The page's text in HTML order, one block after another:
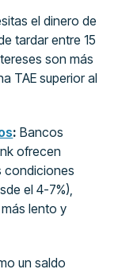
el dinero de
tardar entre 15
son más
TAE superior al
: Bancos
ofrecen
condiciones
el 4-7%),
lento y
un saldo